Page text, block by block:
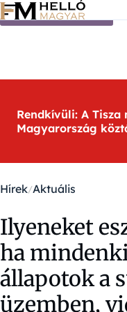
Ugrás a tartalomra
Rendkívüli: A
Magyarország
Hírek Aktuális
Ilyeneket
ha
állapotok a
üzemben,